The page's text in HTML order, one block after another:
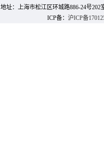
地址：上海市松江区环城路886-24号202
ICP备： 沪ICP备